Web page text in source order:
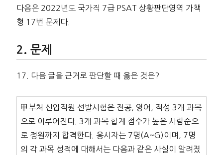
다음은 2022년도 국가직 7급 PSAT 상황판단영역 가책
형 17번 문제다.
문제
17. 다음 글을 근거로 판단할 때 옳은 것은?
甲부처 신입직원 선발시험은 전공, 영어, 적성 3개 과목
으로 이루어진다. 3개 과목 합계 점수가 높은 사람순으
로 정원까지 합격한다. 응시자는 7명(A~G)이며, 7명
의 각 과목 성적에 대해서는 다음과 같은 사실이 알려졌